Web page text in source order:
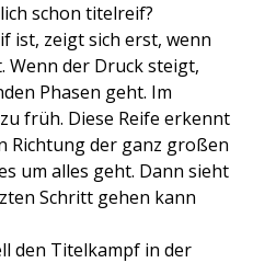
schon titelreif?
ist, zeigt sich erst, wenn
Wenn der Druck steigt,
Phasen geht. Im
früh. Diese Reife erkennt
Richtung der ganz großen
um alles geht. Dann sieht
Schritt gehen kann
den Titelkampf in der